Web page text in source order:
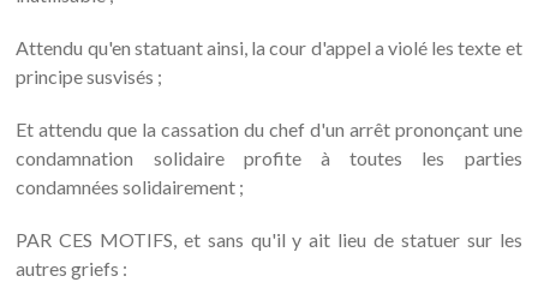
Attendu qu'en statuant ainsi, la cour d'appel a violé les texte et
principe susvisés ;
Et attendu que la cassation du chef d'un arrêt prononçant une
condamnation solidaire profite à toutes les parties
condamnées solidairement ;
PAR CES MOTIFS, et sans qu'il y ait lieu de statuer sur les
autres griefs :